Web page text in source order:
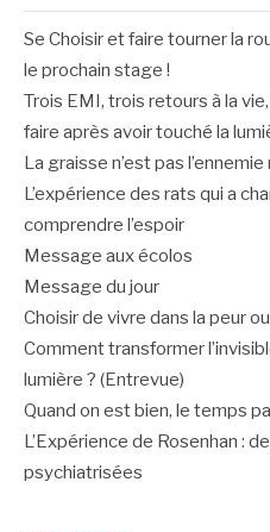
Se Choisir et faire tourner la
le prochain stage !
Trois EMI, trois retours à la
faire après avoir touché la
La graisse n’est pas
L’expérience des rats qui a
comprendre l’espoir
Message aux écolos
Message du jour
Choisir de vivre dans la peur
Comment transformer
lumière ? (Entrevue)
Quand on est bien, le temps
L’Expérience de Rosenhan :
psychiatrisées